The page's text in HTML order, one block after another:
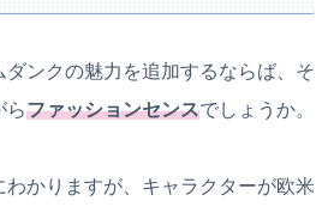
ダンクの魅力を追加するならば、そ
らファッションセンスでしょうか。
かりますが、キャラクターが欧米